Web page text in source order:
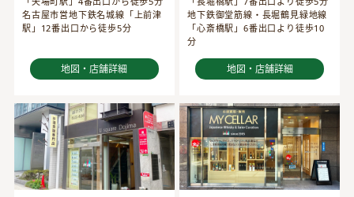
名古屋市営地下鉄名城線「上前津
駅」12番出口から徒歩5分
地図・店舗詳細
地下鉄御堂筋線・長堀鶴見緑地線
「心斎橋駅」6番出口より徒歩10
分
地図・店舗詳細